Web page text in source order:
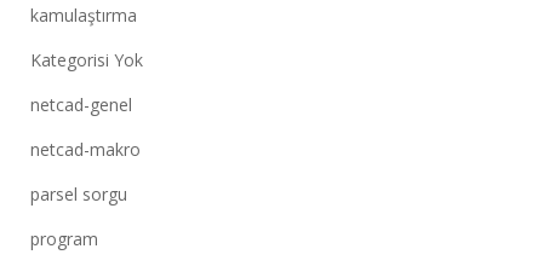
kamulaştırma
Kategorisi Yok
netcad-genel
netcad-makro
parsel sorgu
program